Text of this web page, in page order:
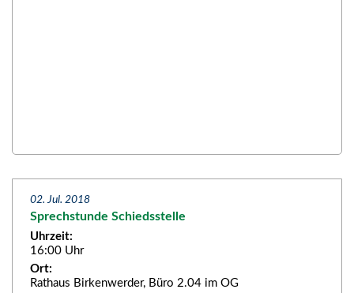
02. Jul. 2018
Sprechstunde Schiedsstelle
Uhrzeit:
16:00 Uhr
Ort:
Rathaus Birkenwerder, Büro 2.04 im OG